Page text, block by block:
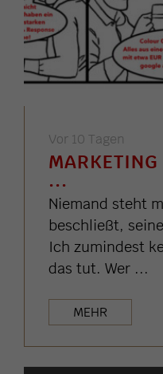
Vor 10 Tagen
...
Niemand steht
beschließt,
Ich zumindest
das tut. Wer ...
MEHR